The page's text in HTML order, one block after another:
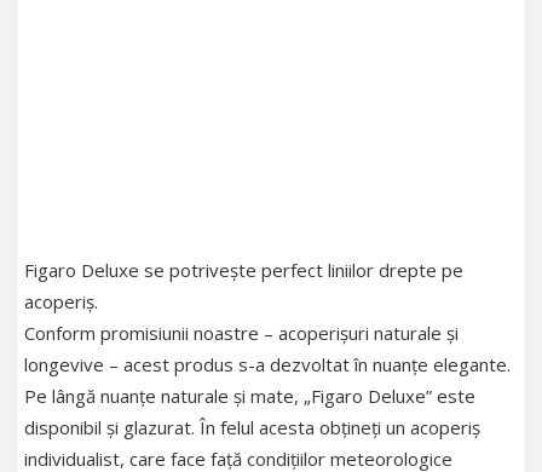
Figaro Deluxe se potrivește perfect liniilor drepte pe
acoperiș.
Conform promisiunii noastre – acoperișuri naturale și
longevive – acest produs s-a dezvoltat în nuanțe elegante.
Pe lângă nuanțe naturale și mate, „Figaro Deluxe” este
disponibil și glazurat. În felul acesta obțineți un acoperiș
individualist, care face față condițiilor meteorologice